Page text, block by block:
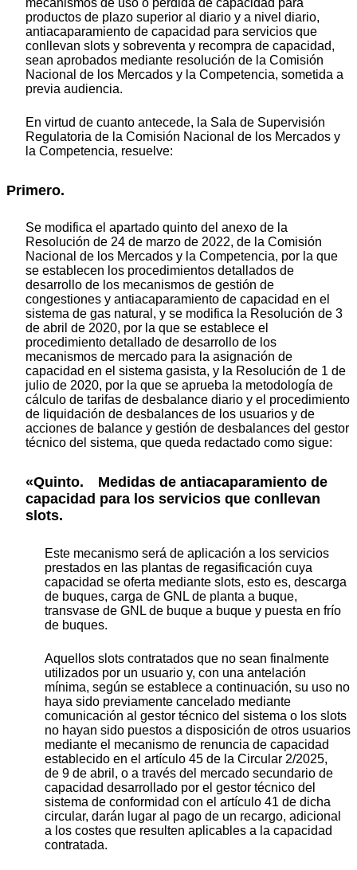
mecanismos de uso o pérdida de capacidad para
productos de plazo superior al diario y a nivel diario,
antiacaparamiento de capacidad para servicios que
conllevan slots y sobreventa y recompra de capacidad,
sean aprobados mediante resolución de la Comisión
Nacional de los Mercados y la Competencia, sometida a
previa audiencia.
En virtud de cuanto antecede, la Sala de Supervisión
Regulatoria de la Comisión Nacional de los Mercados y
la Competencia, resuelve:
Primero.
Se modifica el apartado quinto del anexo de la
Resolución de 24 de marzo de 2022, de la Comisión
Nacional de los Mercados y la Competencia, por la que
se establecen los procedimientos detallados de
desarrollo de los mecanismos de gestión de
congestiones y antiacaparamiento de capacidad en el
sistema de gas natural, y se modifica la Resolución de 3
de abril de 2020, por la que se establece el
procedimiento detallado de desarrollo de los
mecanismos de mercado para la asignación de
capacidad en el sistema gasista, y la Resolución de 1 de
julio de 2020, por la que se aprueba la metodología de
cálculo de tarifas de desbalance diario y el procedimiento
de liquidación de desbalances de los usuarios y de
acciones de balance y gestión de desbalances del gestor
técnico del sistema, que queda redactado como sigue:
«Quinto. Medidas de antiacaparamiento de
capacidad para los servicios que conllevan
slots.
Este mecanismo será de aplicación a los servicios
prestados en las plantas de regasificación cuya
capacidad se oferta mediante slots, esto es, descarga
de buques, carga de GNL de planta a buque,
transvase de GNL de buque a buque y puesta en frío
de buques.
Aquellos slots contratados que no sean finalmente
utilizados por un usuario y, con una antelación
mínima, según se establece a continuación, su uso no
haya sido previamente cancelado mediante
comunicación al gestor técnico del sistema o los slots
no hayan sido puestos a disposición de otros usuarios
mediante el mecanismo de renuncia de capacidad
establecido en el artículo 45 de la Circular 2/2025,
de 9 de abril, o a través del mercado secundario de
capacidad desarrollado por el gestor técnico del
sistema de conformidad con el artículo 41 de dicha
circular, darán lugar al pago de un recargo, adicional
a los costes que resulten aplicables a la capacidad
contratada.